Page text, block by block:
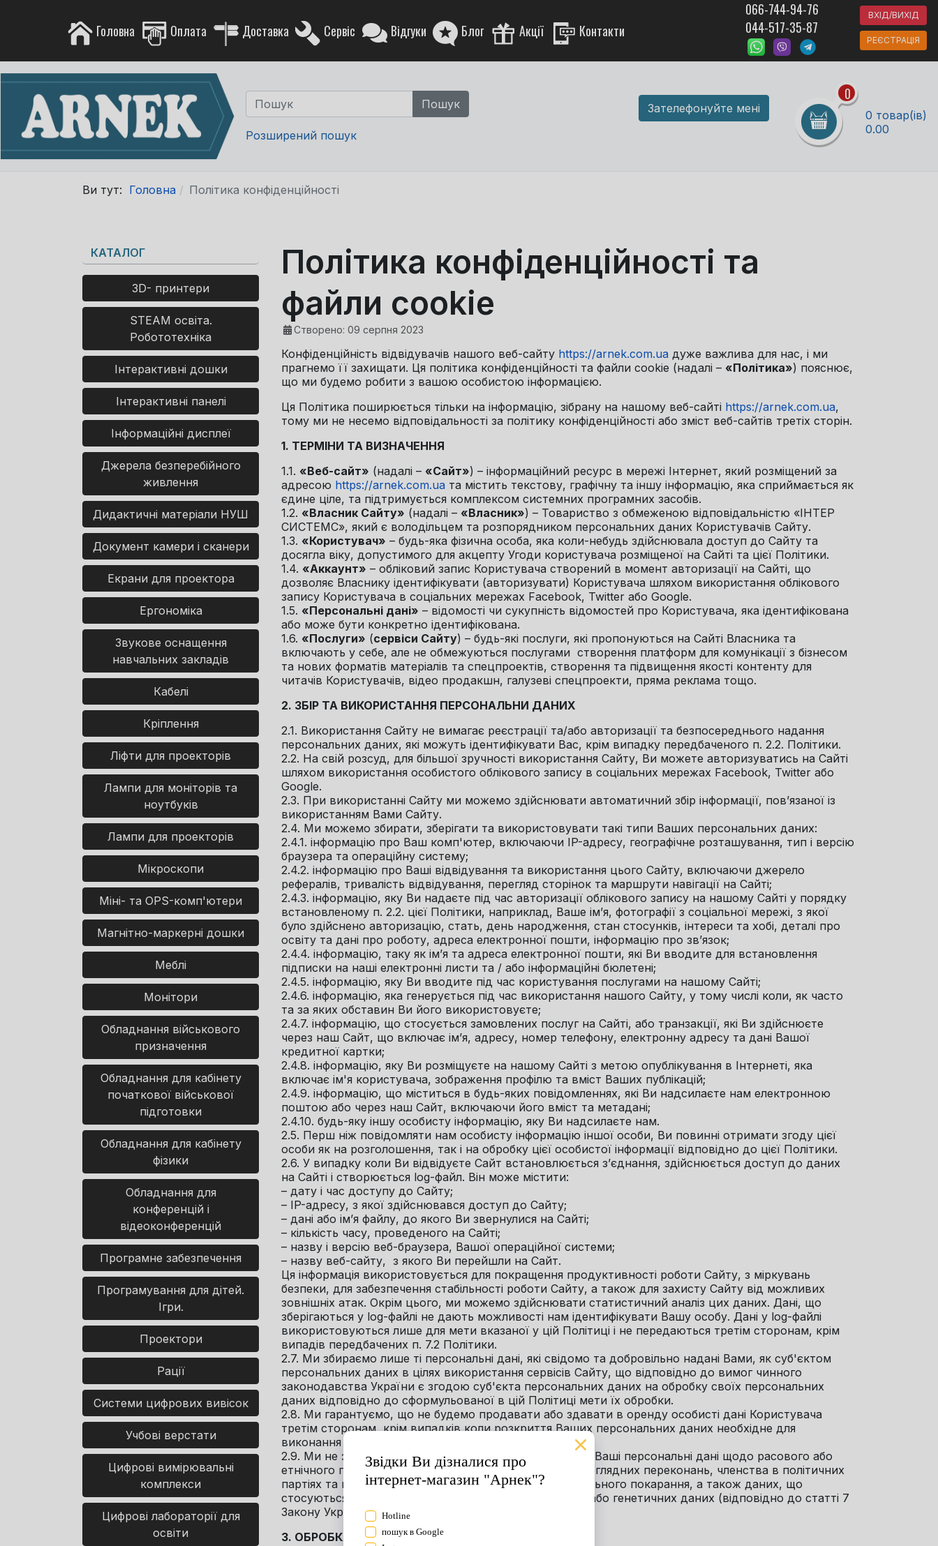
Головна Оплата Доставка Сервіс Відгуки Блог Акції Контакти
066-744-94-76
044-517-35-87
ВХІД/ВИХІД
РЕЄСТРАЦІЯ
Розширений пошук
Зателефонуйте мені
0
0 товар(ів)
0.00
Ви тут: Головна Політика конфіденційності
Політика конфіденційності та
файли cookie
Створено: 09 серпня 2023
Конфіденційність відвідувачів нашого веб-сайту https://arnek.com.ua дуже важлива для нас, і ми
прагнемо її захищати. Ця політика конфіденційності та файли cookie (надалі – «Політика») пояснює,
що ми будемо робити з вашою особистою інформацією.
Ця Політика поширюється тільки на інформацію, зібрану на нашому веб-сайті https://arnek.com.ua,
тому ми не несемо відповідальності за політику конфіденційності або зміст веб-сайтів третіх сторін.
1. ТЕРМІНИ ТА ВИЗНАЧЕННЯ
1.1. «Веб-сайт» (надалі – «Сайт») – інформаційний ресурс в мережі Інтернет, який розміщений за
адресою https://arnek.com.ua та містить текстову, графічну та іншу інформацію, яка сприймається як
єдине ціле, та підтримується комплексом системних програмних засобів.
1.2. «Власник Сайту» (надалі – «Власник») – Товариство з обмеженою відповідальністю «ІНТЕР
СИСТЕМС», який є володільцем та розпорядником персональних даних Користувачів Сайту.
1.3. «Користувач» – будь-яка фізична особа, яка коли-небудь здійснювала доступ до Сайту та
досягла віку, допустимого для акцепту Угоди користувача розміщеної на Сайті та цієї Політики.
1.4. «Аккаунт» – обліковий запис Користувача створений в момент авторизації на Сайті, що
дозволяє Власнику ідентифікувати (авторизувати) Користувача шляхом використання облікового
запису Користувача в соціальних мережах Facebook, Twitter або Google.
1.5. «Персональні дані» – відомості чи сукупність відомостей про Користувача, яка ідентифікована
або може бути конкретно ідентифікована.
1.6. «Послуги» (сервіси Сайту) – будь-які послуги, які пропонуються на Сайті Власника та
включають у себе, але не обмежуються послугами створення платформ для комунікації з бізнесом
та нових форматів матеріалів та спецпроектів, створення та підвищення якості контенту для
читачів Користувачів, відео продакшн, галузеві спецпроекти, пряма реклама тощо.
2. ЗБІР ТА ВИКОРИСТАННЯ ПЕРСОНАЛЬНИ ДАНИХ
2.1. Використання Сайту не вимагає реєстрації та/або авторизації та безпосереднього надання
персональних даних, які можуть ідентифікувати Вас, крім випадку передбаченого п. 2.2. Політики.
2.2. На свій розсуд, для більшої зручності використання Сайту, Ви можете авторизуватись на Сайті
шляхом використання особистого облікового запису в соціальних мережах Facebook, Twitter або
Google.
2.3. При використанні Сайту ми можемо здійснювати автоматичний збір інформації, пов’язаної із
використанням Вами Сайту.
2.4. Ми можемо збирати, зберігати та використовувати такі типи Ваших персональних даних:
2.4.1. інформацію про Ваш комп'ютер, включаючи IP-адресу, географічне розташування, тип і версію
браузера та операційну систему;
2.4.2. інформацію про Ваші відвідування та використання цього Сайту, включаючи джерело
рефералів, тривалість відвідування, перегляд сторінок та маршрути навігації на Сайті;
2.4.3. інформацію, яку Ви надаєте під час авторизації облікового запису на нашому Сайті у порядку
встановленому п. 2.2. цієї Політики, наприклад, Ваше ім’я, фотографії з соціальної мережі, з якої
було здійснено авторизацію, стать, день народження, стан стосунків, інтереси та хобі, деталі про
освіту та дані про роботу, адреса електронної пошти, інформацію про зв’язок;
2.4.4. інформацію, таку як ім’я та адреса електронної пошти, які Ви вводите для встановлення
підписки на наші електронні листи та / або інформаційні бюлетені;
2.4.5. інформацію, яку Ви вводите під час користування послугами на нашому Сайті;
2.4.6. інформацію, яка генерується під час використання нашого Сайту, у тому числі коли, як часто
та за яких обставин Ви його використовуєте;
2.4.7. інформацію, що стосується замовлених послуг на Сайті, або транзакції, які Ви здійснюєте
через наш Сайт, що включає ім’я, адресу, номер телефону, електронну адресу та дані Вашої
кредитної картки;
2.4.8. інформацію, яку Ви розміщуєте на нашому Сайті з метою опублікування в Інтернеті, яка
включає ім'я користувача, зображення профілю та вміст Ваших публікацій;
2.4.9. інформацію, що міститься в будь-яких повідомленнях, які Ви надсилаєте нам електронною
поштою або через наш Сайт, включаючи його вміст та метадані;
2.4.10. будь-яку іншу особисту інформацію, яку Ви надсилаєте нам.
2.5. Перш ніж повідомляти нам особисту інформацію іншої особи, Ви повинні отримати згоду цієї
особи як на розголошення, так і на обробку цієї особистої інформації відповідно до цієї Політики.
2.6. У випадку коли Ви відвідуєте Сайт встановлюється з’єднання, здійснюється доступ до даних
на Сайті і створюється log-файл. Він може містити:
– дату і час доступу до Сайту;
– IP-адресу, з якої здійснювався доступ до Сайту;
– дані або ім’я файлу, до якого Ви звернулися на Сайті;
– кількість часу, проведеного на Сайті;
– назву і версію веб-браузера, Вашої операційної системи;
– назву веб-сайту, з якого Ви перейшли на Сайт.
Ця інформація використовується для покращення продуктивності роботи Сайту, з міркувань
безпеки, для забезпечення стабільності роботи Сайту, а також для захисту Сайту від можливих
зовнішніх атак. Окрім цього, ми можемо здійснювати статистичний аналіз цих даних. Дані, що
зберігаються у log-файлі не дають можливості нам ідентифікувати Вашу особу. Дані у log-файлі
використовуються лише для мети вказаної у цій Політиці і не передаються третім сторонам, крім
випадів передбачених п. 7.2 Політики.
2.7. Ми збираємо лише ті персональні дані, які свідомо та добровільно надані Вами, як суб'єктом
персональних даних в цілях використання сервісів Сайту, що відповідно до вимог чинного
законодавства України є згодою суб'єкта персональних даних на обробку своїх персональних
даних відповідно до сформульованої в цій Політиці мети їх обробки.
2.8. Ми гарантуємо, що не будемо продавати або здавати в оренду особисті дані Користувача
третім сторонам, крім випадків коли розкриття Ваших персональних даних необхідне для
виконання вимог чинного законодавства України.
2.9. Ми не збираємо та не обробляємо інформацію про Ваші персональні дані щодо расового або
етнічного походження, політичних, релігійних або світоглядних переконань, членства в політичних
партіях та професійних спілках, засуджень до кримінального покарання, а також даних, що
стосуються здоров’я, статевого життя, біометричних або генетичних даних (відповідно до статті 7
Закону України «Про захист персональних даних»).
3. ОБРОБКА ПЕРСОНАЛЬНИХ ДАНИХ
КАТАЛОГ
3D- принтери
STEAM освіта.
Робототехніка
Інтерактивні дошки
Інтерактивні панелі
Інформаційні дисплеї
Джерела безперебійного
живлення
Дидактичні матеріали НУШ
Документ камери і сканери
Екрани для проектора
Ергономіка
Звукове оснащення
навчальних закладів
Кабелі
Кріплення
Ліфти для проекторів
Лампи для моніторів та
ноутбуків
Лампи для проекторів
Мікроскопи
Міні- та OPS-комп'ютери
Магнітно-маркерні дошки
Меблі
Монітори
Обладнання військового
призначення
Обладнання для кабінету
початкової військової
підготовки
Обладнання для кабінету
фізики
Обладнання для
конференцій і
відеоконференцій
Програмне забезпечення
Програмування для дітей.
Ігри.
Проектори
Рації
Системи цифрових вивісок
Учбові верстати
Цифрові вимірювальні
комплекси
Цифрові лабораторії для
освіти